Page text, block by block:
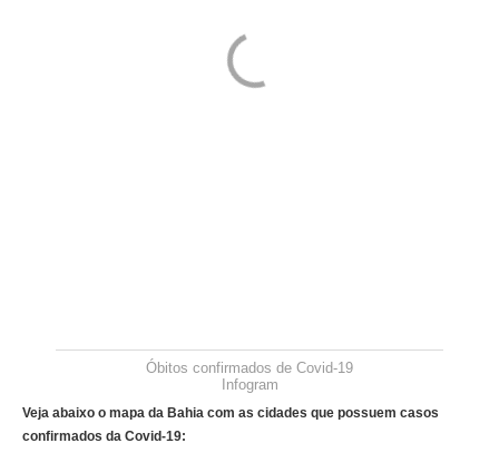
Óbitos confirmados de Covid-19
Infogram
Veja abaixo o mapa da Bahia com as cidades que possuem casos
confirmados da Covid-19: